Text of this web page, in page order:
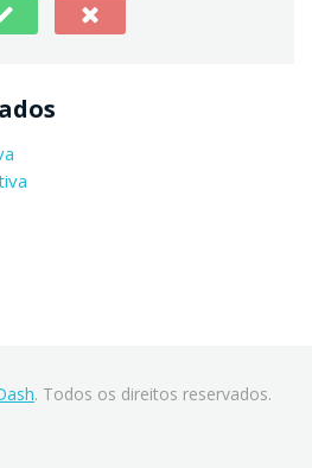
. Todos os direitos reservados.